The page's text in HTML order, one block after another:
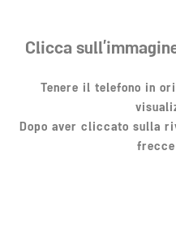
Clicca
Tenere il telefono in
Dopo aver cliccato sulla